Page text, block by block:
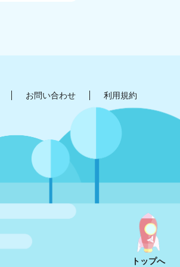
お問い合わせ 利用規約
トップへ